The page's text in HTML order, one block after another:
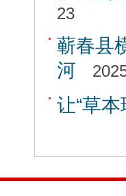
23
蕲春县
河
让“草本